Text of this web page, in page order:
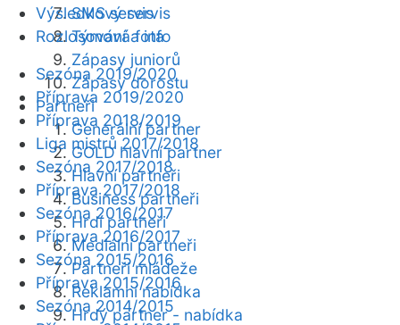
SMS servis
Týmová fota
Zápasy juniorů
Zápasy dorostu
Partneři
Generální partner
GOLD hlavní partner
Hlavní partneři
Business partneři
Hrdí partneři
Mediální partneři
Partneři mládeže
Reklamní nabídka
Hrdý partner - nabídka
Výsledkový servis
Rozlosování a info
Sezóna 2019/2020
Příprava 2019/2020
Příprava 2018/2019
Liga mistrů 2017/2018
Sezóna 2017/2018
Příprava 2017/2018
Sezóna 2016/2017
Příprava 2016/2017
Sezóna 2015/2016
Příprava 2015/2016
Sezóna 2014/2015